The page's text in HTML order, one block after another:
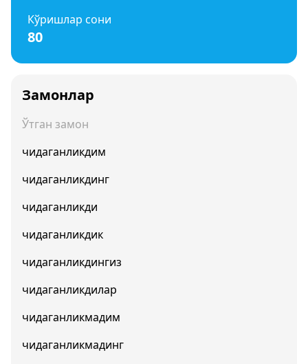
Кўришлар сони
80
Замонлар
Ўтган замон
чидаганликдим
чидаганликдинг
чидаганликди
чидаганликдик
чидаганликдингиз
чидаганликдилар
чидаганликмадим
чидаганликмадинг